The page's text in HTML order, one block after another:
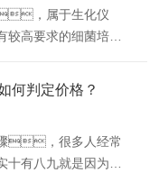
，属于生化仪
高要求的细菌培
判定价格？
骤，很多人经常
有八九就是因为培